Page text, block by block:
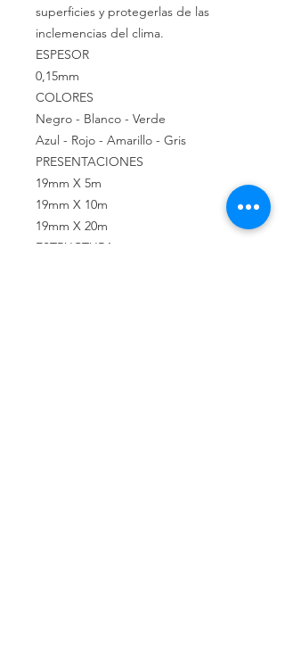
superficies y protegerlas de las
inclemencias del clima.
ESPESOR
0,15mm
COLORES
Negro - Blanco - Verde
Azul - Rojo - Amarillo - Gris
PRESENTACIONES
19mm X 5m
19mm X 10m
19mm X 20m
ESTRUCTURA